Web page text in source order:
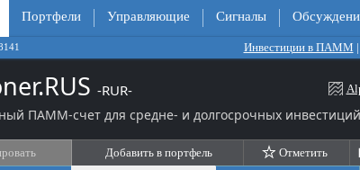
Портфели Управляющие Сигналы
Инвестиции в ПАММ |
-RUR-
ПАММ-счет для средне- и долгосрочных
Добавить в портфель Отметить